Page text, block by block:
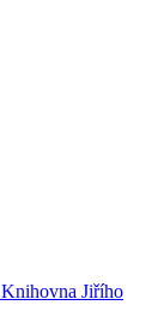
Knihovna Jiřího